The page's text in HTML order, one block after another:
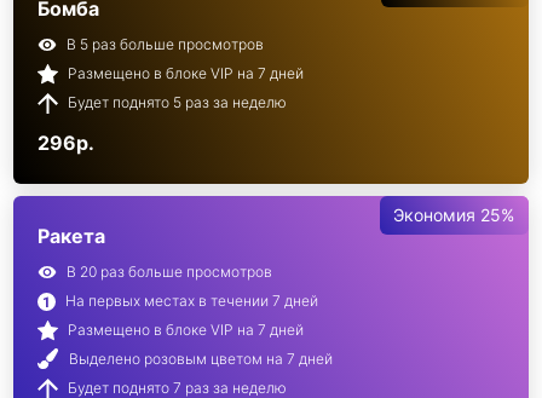
Бомба
В 5 раз больше просмотров
Размещено в блоке VIP на 7 дней
Будет поднято 5 раз за неделю
296р.
Экономия 25%
Ракета
В 20 раз больше просмотров
На первых местах в течении 7 дней
Размещено в блоке VIP на 7 дней
Выделено розовым цветом на 7 дней
Будет поднято 7 раз за неделю